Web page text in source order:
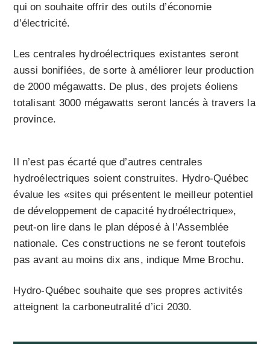
qui on souhaite offrir des outils d’économie
d’électricité.
Les centrales hydroélectriques existantes seront
aussi bonifiées, de sorte à améliorer leur production
de 2000 mégawatts. De plus, des projets éoliens
totalisant 3000 mégawatts seront lancés à travers la
province.
Il n’est pas écarté que d’autres centrales
hydroélectriques soient construites. Hydro-Québec
évalue les «sites qui présentent le meilleur potentiel
de développement de capacité hydroélectrique»,
peut-on lire dans le plan déposé à l’Assemblée
nationale. Ces constructions ne se feront toutefois
pas avant au moins dix ans, indique Mme Brochu.
Hydro-Québec souhaite que ses propres activités
atteignent la carboneutralité d’ici 2030.